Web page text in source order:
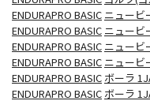
ENDURAPRO BASIC ニュービ
ENDURAPRO BASIC ニュービ
ENDURAPRO BASIC ニュービ
ENDURAPRO BASIC ニュービ
ENDURAPRO BASIC ボーラ
ENDURAPRO BASIC ボーラ